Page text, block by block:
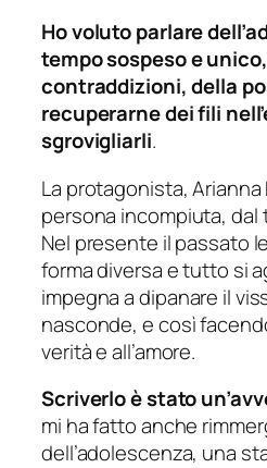
Ho voluto parlare
tempo sospeso e
contraddizioni, della
recuperarne dei fili
sgrovigliarli.
La protagonista, Arianna
persona incompiuta, dal
Nel presente il passato
forma diversa e tutto si
impegna a dipanare il
nasconde, e così
verità e all’amore.
Scriverlo è stato
mi ha fatto anche
dell’adolescenza, una